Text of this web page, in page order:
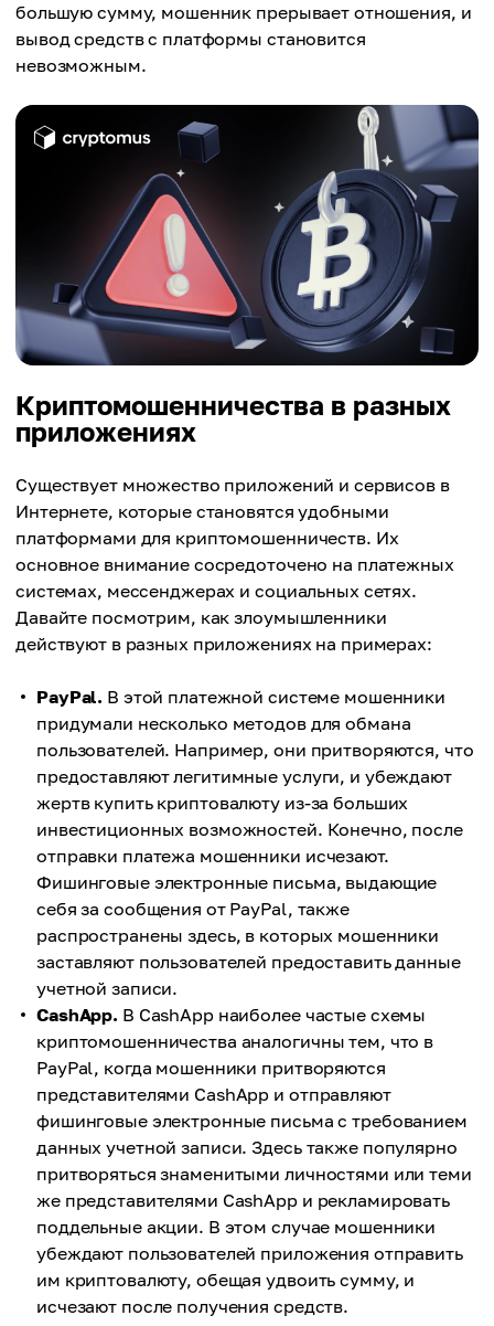
большую сумму, мошенник прерывает отношения, и
вывод средств с платформы становится
невозможным.
Криптомошенничества в разных
приложениях
Существует множество приложений и сервисов в
Интернете, которые становятся удобными
платформами для криптомошенничеств. Их
основное внимание сосредоточено на платежных
системах, мессенджерах и социальных сетях.
Давайте посмотрим, как злоумышленники
действуют в разных приложениях на примерах:
PayPal. В этой платежной системе мошенники
придумали несколько методов для обмана
пользователей. Например, они притворяются, что
предоставляют легитимные услуги, и убеждают
жертв купить криптовалюту из-за больших
инвестиционных возможностей. Конечно, после
отправки платежа мошенники исчезают.
Фишинговые электронные письма, выдающие
себя за сообщения от PayPal, также
распространены здесь, в которых мошенники
заставляют пользователей предоставить данные
учетной записи.
CashApp. В CashApp наиболее частые схемы
криптомошенничества аналогичны тем, что в
PayPal, когда мошенники притворяются
представителями CashApp и отправляют
фишинговые электронные письма с требованием
данных учетной записи. Здесь также популярно
притворяться знаменитыми личностями или теми
же представителями CashApp и рекламировать
поддельные акции. В этом случае мошенники
убеждают пользователей приложения отправить
им криптовалюту, обещая удвоить сумму, и
исчезают после получения средств.